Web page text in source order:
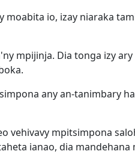
moabita io, izay niaraka
mpijinja. Dia tonga izy
any an-tanimbary
vehivavy mpitsimpona
ianao, dia